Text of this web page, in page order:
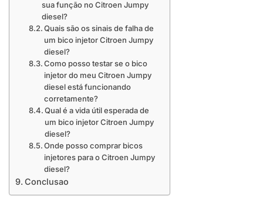
sua função no Citroen Jumpy
diesel?
Quais são os sinais de falha de
um bico injetor Citroen Jumpy
diesel?
Como posso testar se o bico
injetor do meu Citroen Jumpy
diesel está funcionando
corretamente?
Qual é a vida útil esperada de
um bico injetor Citroen Jumpy
diesel?
Onde posso comprar bicos
injetores para o Citroen Jumpy
diesel?
Conclusao